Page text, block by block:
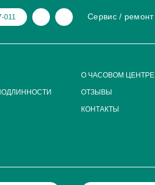
Сервис / ремонт
ОТЗЫВЫ
О ЧАСОВОМ ЦЕНТРЕ
КОНТАКТЫ
011